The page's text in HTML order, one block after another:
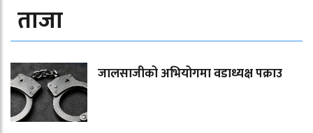
ताजा
जालसाजीको अभियोगमा वडाध्यक्ष पक्राउ